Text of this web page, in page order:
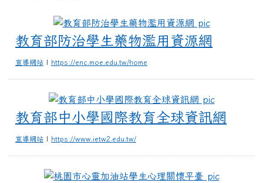
教育部防治
教育部防治學生藥物濫用資源網
宣導網站 | https://enc.moe.edu.tw/home
教育部中
教育部中小學國際教育全球資訊網
宣導網站 | https://www.ietw2.edu.tw/
桃園市心